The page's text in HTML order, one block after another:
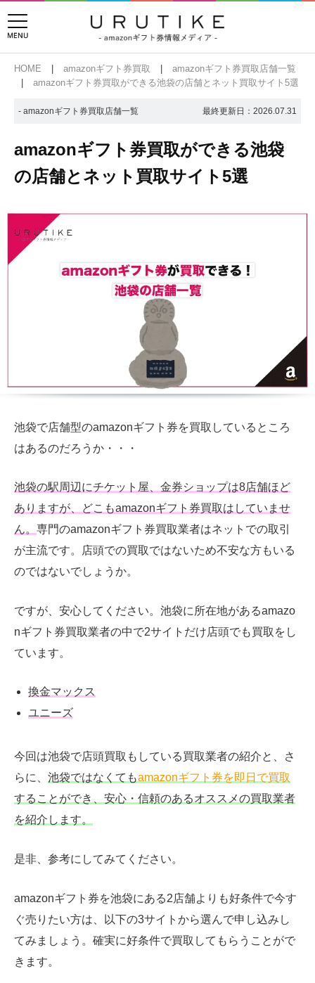
HOME amazonギフト券買取
amazonギフト券買取店舗一覧
amazonギフト券買取ができる池袋の店舗とネット買取サイト5選
- amazonギフト券買取店舗一覧 最終更新日： 2026.07.31
amazonギフト券買取ができる池袋
の店舗とネット買取サイト5選
池袋で店舗型のamazonギフト券を買取しているところ
はあるのだろうか・・・
池袋の駅周辺にチケット屋、金券ショップは8店舗ほど
ありますが、どこもamazonギフト券買取はしていませ
ん。 専門のamazonギフト券買取業者はネットでの取引
が主流です。店頭での買取ではないため不安な方もいる
のではないでしょうか。
ですが、安心してください。池袋に所在地があるamazo
nギフト券買取業者の中で2サイトだけ店頭でも買取をし
ています。
換金マックス
ユニーズ
今回は池袋で店頭買取もしている買取業者の紹介と、さ
らに、 池袋ではなくてもamazonギフト券を即日で買取
することができ、安心・信頼のあるオススメの買取業者
を紹介します。
是非、参考にしてみてください。
amazonギフト券を池袋にある2店舗よりも好条件で今す
ぐ売りたい方は、以下の3サイトから選んで申し込みし
てみましょう。確実に好条件で買取してもらうことがで
きます。